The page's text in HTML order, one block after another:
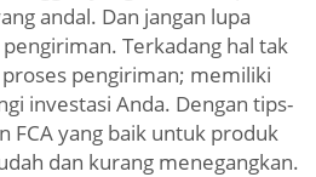
andal. Dan jangan lupa
Terkadang hal tak
pengiriman; memiliki
investasi Anda. Dengan tips-
FCA yang baik untuk produk
dan kurang menegangkan.